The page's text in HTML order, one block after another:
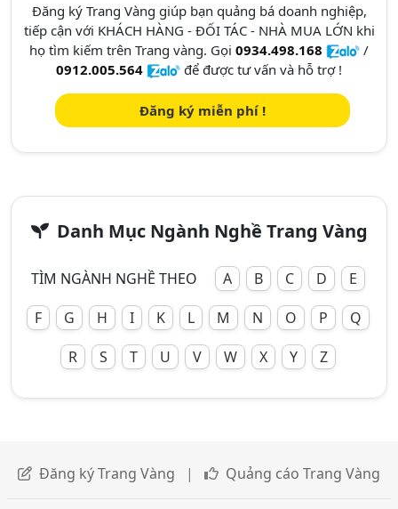
Đăng ký Trang Vàng giúp bạn quảng bá doanh nghiệp,
tiếp cận với KHÁCH HÀNG - ĐỐI TÁC - NHÀ MUA LỚN khi
họ tìm kiếm trên Trang vàng. Gọi 0934.498.168
/
0912.005.564
để được tư vấn và hỗ trợ !
Đăng ký miễn phí !
Danh Mục Ngành Nghề Trang Vàng
TÌM NGÀNH NGHỀ THEO A B C D
E
F
G H I K L M N O P
Q
R
S T U V W X Y Z
Đăng ký Trang Vàng | Quảng cáo Trang Vàng